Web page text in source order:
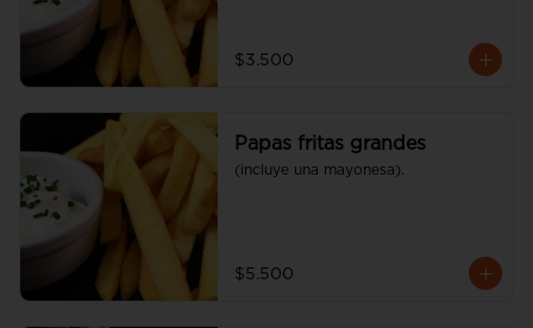
$3.500
Papas fritas grandes
(incluye una mayonesa).
$5.500